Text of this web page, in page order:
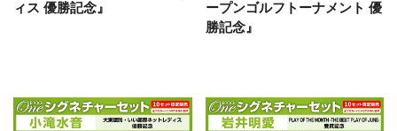
ィス 優勝記念』
ープンゴルフトーナメント 優
勝記念』